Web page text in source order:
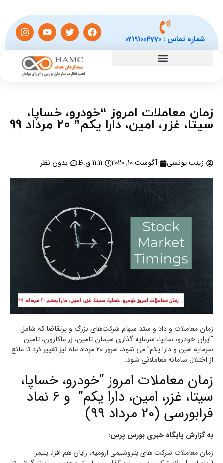
شماره تماس :02191004770
زمان معاملات امروز “خودرو، خساپا،
سیتا، غزر، امین، دارا یکم” 20 مرداد 99
زینب یونسی آگوست 10, 2020 11:11 ق.ظ بدون نظر
زمان معاملات و داد و ستد سهام شرکت‌های بزرگ و پرتقاضا که شامل
“ایران خودرو، سایپا، سرمایه گذاری سیمان تامین، زر ماکارون، تامین
سرمایه امین و دارا یکم” می شود، امروز 20 مرداد ماه نیز تغییر کرد تا مانع
از اختلال سامانه معاملاتی شود.
زمان معاملات امروز “خودرو، خساپا،
سیتا، غزر، امین، دارا یکم” و 6 نماد
فرابورسی (20 مرداد 99)
به گزارش پایگاه خبری بورس پرس:
زمان معاملات شرکت های پتروشیمی ارومیه، رایان هم افزا، پلیمر